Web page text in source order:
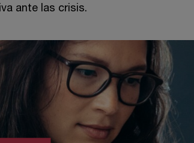
ante las crisis.